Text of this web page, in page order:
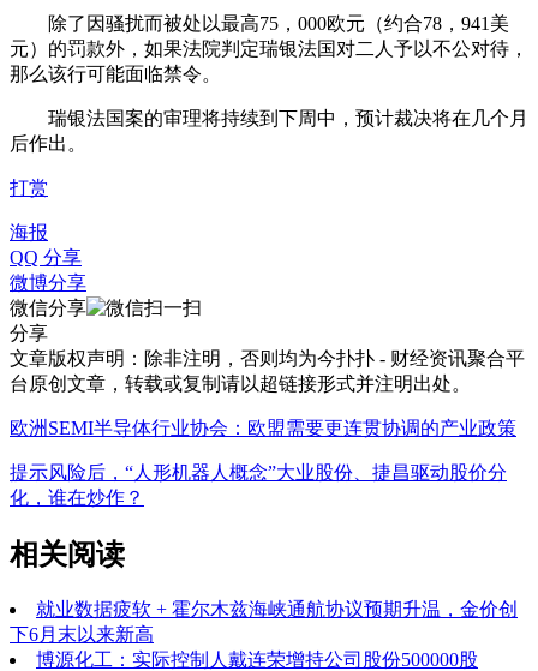
除了因骚扰而被处以最高75，000欧元（约合78，941美
元）的罚款外，如果法院判定瑞银法国对二人予以不公对待，
那么该行可能面临禁令。
瑞银法国案的审理将持续到下周中，预计裁决将在几个月
后作出。
打赏
海报
QQ 分享
微博分享
微信分享
分享
文章版权声明：除非注明，否则均为今扑扑 - 财经资讯聚合平
台 原创文章，转载或复制请以超链接形式并注明出处。
欧洲SEMI半导体行业协会：欧盟需要更连贯协调的产业政策
提示风险后，“人形机器人概念”大业股份、捷昌驱动股价分
化，谁在炒作？
相关阅读
就业数据疲软 + 霍尔木兹海峡通航协议预期升温，金价创
下6月末以来新高
博源化工：实际控制人戴连荣增持公司股份500000股